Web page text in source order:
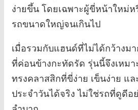
ง่ายขึ้น โดยเฉพาะผู้ขี่หน้าใหม่
รถขนาดใหญ่จนเกินไป
เมื่อรวมกับแฮนด์ที่ไม่ได้กว้างม
ที่ค่อนข้างกะทัดรัด รุ่นนี้จึงเหม
ทรงคลาสสิกที่ขี่ง่าย เข็นง่าย แ
ประจำวันได้จริง ไม่ใช่รถที่ดูดีอ